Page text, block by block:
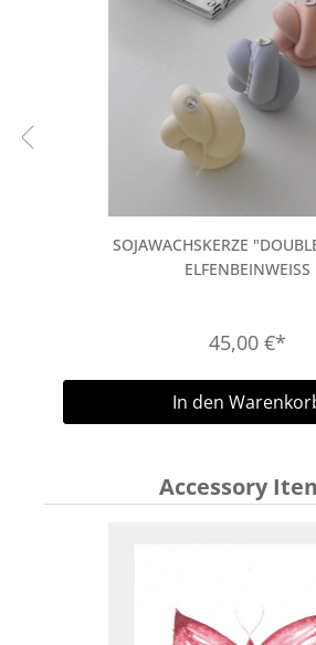
SOJAWACHSKERZE
ELFENBEINWEISS
45,00 €*
In den
Accessory